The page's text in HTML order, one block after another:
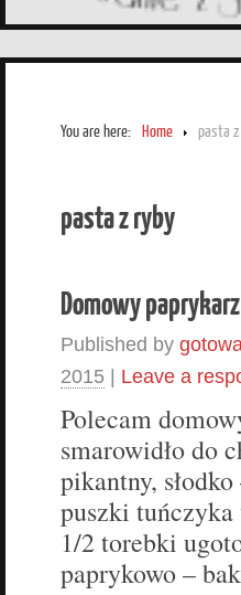
You are here: Home pasta
pasta z ryby
Domowy paprykarz
Published by
2015 | Leave a
Polecam
smarowidło do
pikantny,
puszki
1/2 torebki
paprykowo –